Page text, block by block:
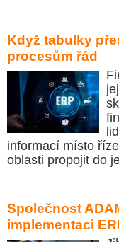
Když tabulky
procesům řád
informací místo
oblasti propojit do
Společnost
implementaci